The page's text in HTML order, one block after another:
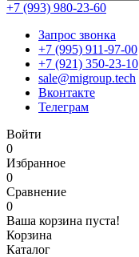
+7 (993) 980-23-60
Запрос звонка
+7 (995) 911-97-00
+7 (921) 350-23-10
sale@migroup.tech
Вконтакте
Телеграм
Войти
0
Избранное
0
Сравнение
0
Ваша корзина пуста!
Корзина
Каталог